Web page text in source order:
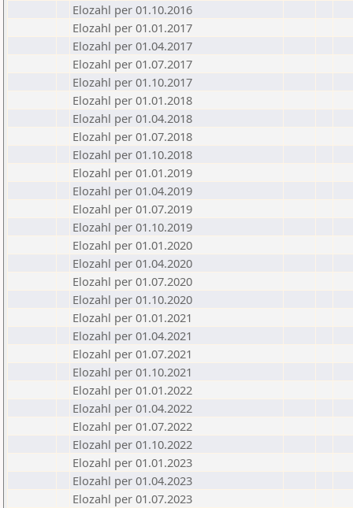
Elozahl per 01.10.2016
Elozahl per 01.01.2017
Elozahl per 01.04.2017
Elozahl per 01.07.2017
Elozahl per 01.10.2017
Elozahl per 01.01.2018
Elozahl per 01.04.2018
Elozahl per 01.07.2018
Elozahl per 01.10.2018
Elozahl per 01.01.2019
Elozahl per 01.04.2019
Elozahl per 01.07.2019
Elozahl per 01.10.2019
Elozahl per 01.01.2020
Elozahl per 01.04.2020
Elozahl per 01.07.2020
Elozahl per 01.10.2020
Elozahl per 01.01.2021
Elozahl per 01.04.2021
Elozahl per 01.07.2021
Elozahl per 01.10.2021
Elozahl per 01.01.2022
Elozahl per 01.04.2022
Elozahl per 01.07.2022
Elozahl per 01.10.2022
Elozahl per 01.01.2023
Elozahl per 01.04.2023
Elozahl per 01.07.2023